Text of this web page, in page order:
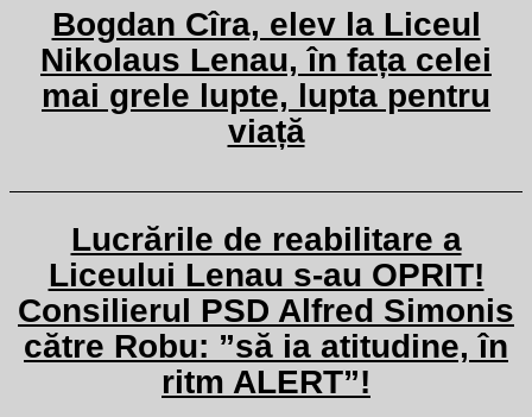
Bogdan Cîra, elev la Liceul
Nikolaus Lenau, în fața celei
mai grele lupte, lupta pentru
viață
Lucrările de reabilitare a
Liceului Lenau s-au OPRIT!
Consilierul PSD Alfred Simonis
către Robu: ”să ia atitudine, în
ritm ALERT”!